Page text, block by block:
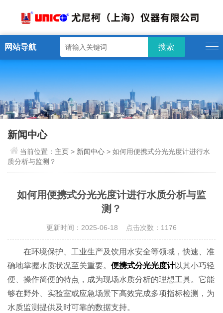
网站导航
新闻中心
当前位置： 主页 > 新闻中心 > 如何用便携式分光光度计进行水
质分析与监测？
如何用便携式分光光度计进行水质分析与监
测？
更新时间：2025-06-18 点击次数：1176
在环境保护、工业生产及饮用水安全等领域，快速、准
确地掌握水质状况至关重要。便携式分光光度计以其小巧轻
便、操作简便的特点，成为现场水质分析的理想工具。它能
够在野外、实验室或应急场景下高效完成多项指标检测，为
水质监测提供及时可靠的数据支持。